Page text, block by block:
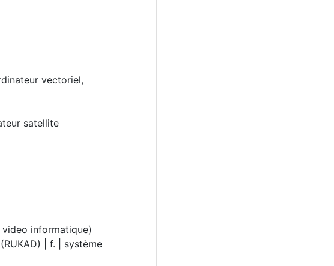
vectoriel,
satellite
informatique)
| f. | système